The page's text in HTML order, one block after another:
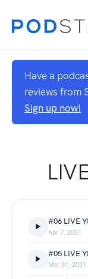
Have a
reviews from
Sign up now!
Apr 7, 2021
Mar 31, 2021